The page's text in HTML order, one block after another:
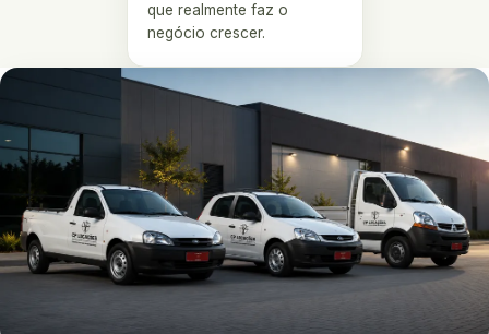
que realmente faz o
negócio crescer.